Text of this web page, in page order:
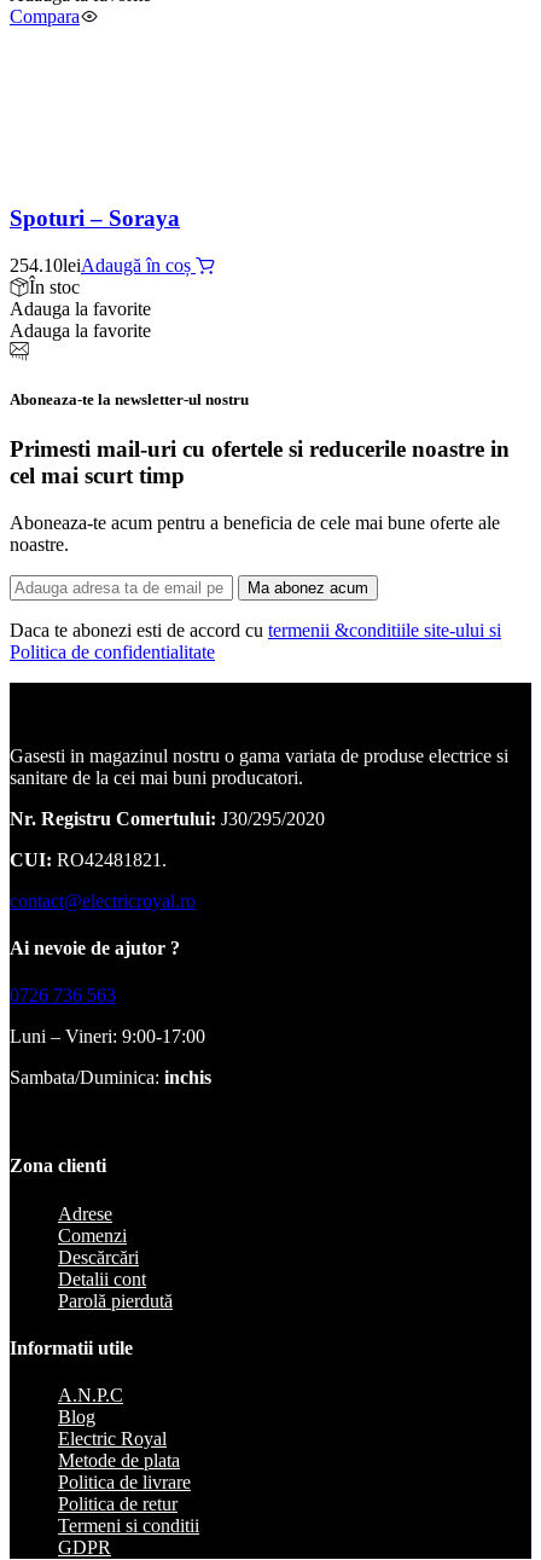
Compara
Spoturi – Soraya
254.10leiAdaugă în coș
În stoc
Adauga la favorite
Adauga la favorite
Aboneaza-te la newsletter-ul nostru
Primesti mail-uri cu ofertele si reducerile noastre in
cel mai scurt timp
Aboneaza-te acum pentru a beneficia de cele mai bune oferte ale
noastre.
Ma abonez acum
Daca te abonezi esti de accord cu termenii &conditiile site-ului si
Politica de confidentialitate
Gasesti in magazinul nostru o gama variata de produse electrice si
sanitare de la cei mai buni producatori.
Nr. Registru Comertului: J30/295/2020
CUI: RO42481821.
contact@electricroyal.ro
Ai nevoie de ajutor ?
0726 736 563
Luni – Vineri: 9:00-17:00
Sambata/Duminica: inchis
Zona clienti
Adrese
Comenzi
Descărcări
Detalii cont
Parolă pierdută
Informatii utile
A.N.P.C
Blog
Electric Royal
Metode de plata
Politica de livrare
Politica de retur
Termeni si conditii
GDPR